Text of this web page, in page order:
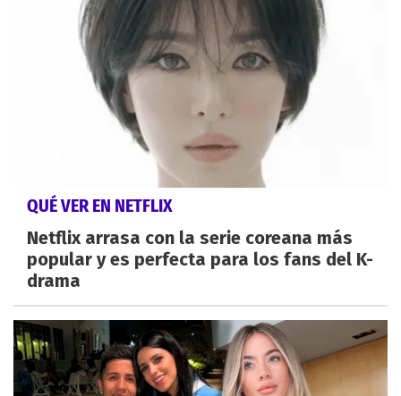
QUÉ VER EN NETFLIX
Netflix arrasa con la serie coreana más
popular y es perfecta para los fans del K-
drama